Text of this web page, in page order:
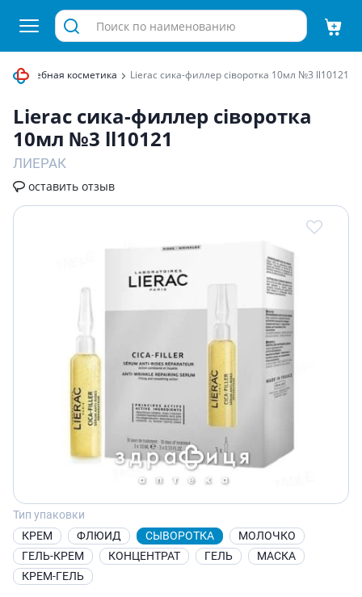
Лечебная косметика Lierac сика-филлер сіворотка 10мл №3 ll10121
Lierac сика-филлер сіворотка
10мл №3 ll10121
ЛИЕРАК
оставить отзыв
Тип упаковки
КРЕМ
ФЛЮИД СЫВОРОТКА
МОЛОЧКО
ГЕЛЬ-КРЕМ
КОНЦЕНТРАТ ГЕЛЬ
МАСКА
КРЕМ-ГЕЛЬ